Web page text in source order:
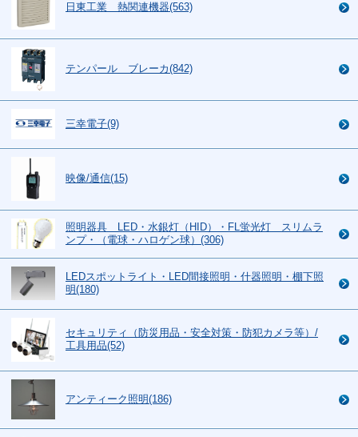
日東工業 熱関連機器(563)
テンパール ブレーカ(842)
三幸電子(9)
映像/通信(15)
照明器具 LED・水銀灯（HID）・FL蛍光灯 スリムラ
ンプ・（電球・ハロゲン球）(306)
LEDスポットライト・LED間接照明・什器照明・棚下照
明(180)
セキュリティ（防災用品・安全対策・防犯カメラ等）/
工具用品(52)
アンティーク照明(186)